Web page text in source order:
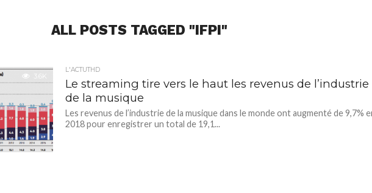
ALL POSTS TAGGED "IFPI"
3.6K
L'ACTUTHD
Le streaming tire vers le haut les revenus de l’industrie
de la musique
Les revenus de l’industrie de la musique dans le monde ont augmenté de 9,7%
2018 pour enregistrer un total de 19,1...